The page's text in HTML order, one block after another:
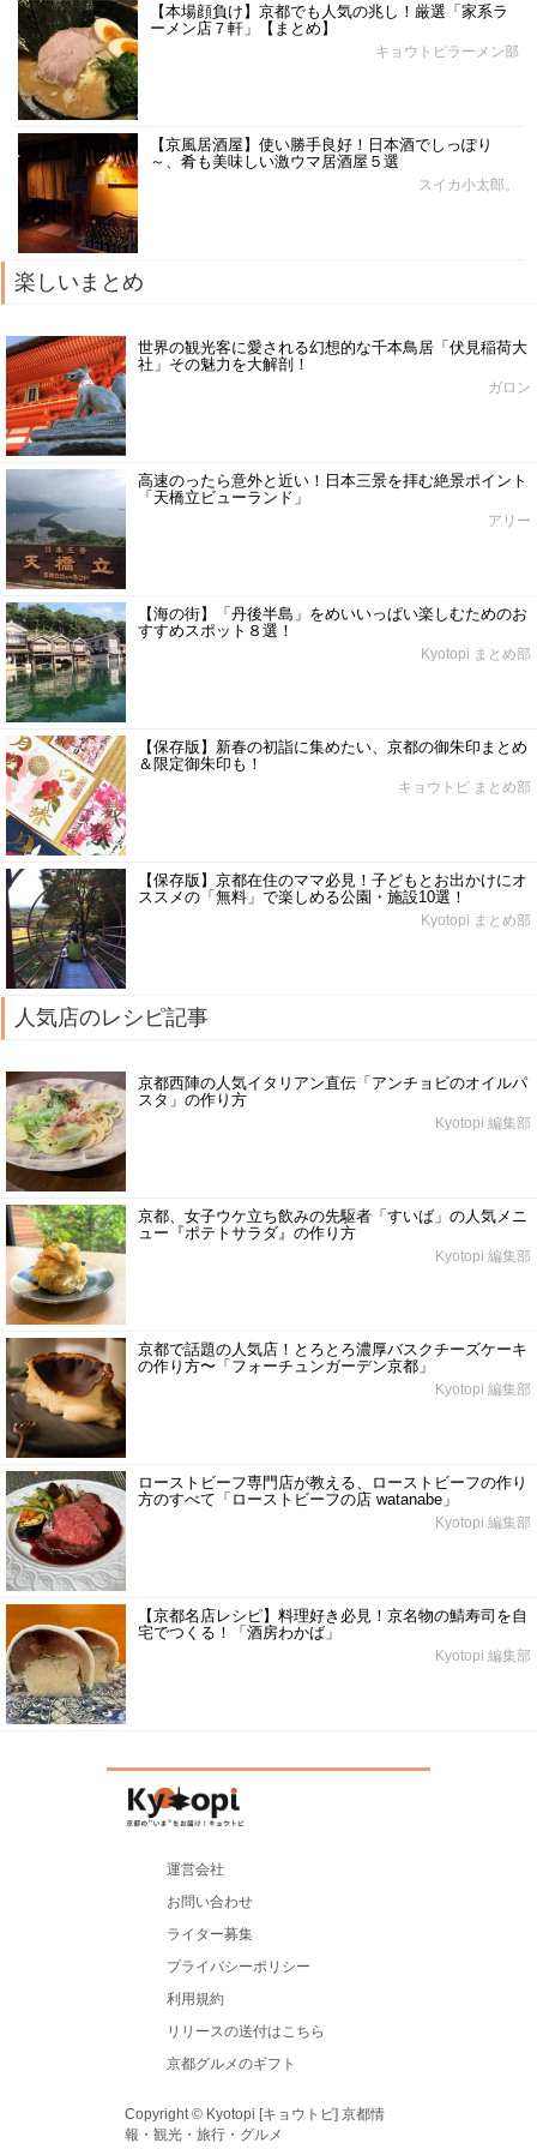
【本場顔負け】京都でも人気の兆し！厳選「家系ラ
ーメン店７軒」【まとめ】
キョウトピラーメン部
【京風居酒屋】使い勝手良好！日本酒でしっぽり
～、肴も美味しい激ウマ居酒屋５選
スイカ小太郎。
楽しいまとめ
世界の観光客に愛される幻想的な千本鳥居「伏見稲荷大
社」その魅力を大解剖！
ガロン
高速のったら意外と近い！日本三景を拝む絶景ポイント
「天橋立ビューランド」
アリー
【海の街】「丹後半島」をめいいっぱい楽しむためのお
すすめスポット８選！
Kyotopi まとめ部
【保存版】新春の初詣に集めたい、京都の御朱印まとめ
＆限定御朱印も！
キョウトピ まとめ部
【保存版】京都在住のママ必見！子どもとお出かけにオ
ススメの「無料」で楽しめる公園・施設10選！
Kyotopi まとめ部
人気店のレシピ記事
京都西陣の人気イタリアン直伝「アンチョビのオイルパ
スタ」の作り方
Kyotopi 編集部
京都、女子ウケ立ち飲みの先駆者「すいば」の人気メニ
ュー『ポテトサラダ』の作り方
Kyotopi 編集部
京都で話題の人気店！とろとろ濃厚バスクチーズケーキ
の作り方〜「フォーチュンガーデン京都」
Kyotopi 編集部
ローストビーフ専門店が教える、ローストビーフの作り
方のすべて「ローストビーフの店 watanabe」
Kyotopi 編集部
【京都名店レシピ】料理好き必見！京名物の鯖寿司を自
宅でつくる！「酒房わかば」
Kyotopi 編集部
運営会社
お問い合わせ
ライター募集
プライバシーポリシー
利用規約
リリースの送付はこちら
京都グルメのギフト
Copyright © Kyotopi [キョウトピ] 京都情
報・観光・旅行・グルメ